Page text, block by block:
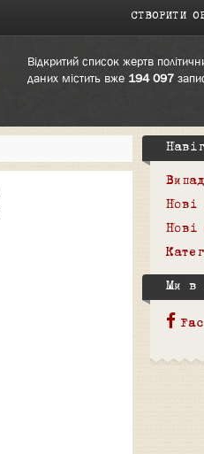
СТВОРИТИ
Відкритий список жертв
даних містить вже 194 097
Нові
Нові
Ми в